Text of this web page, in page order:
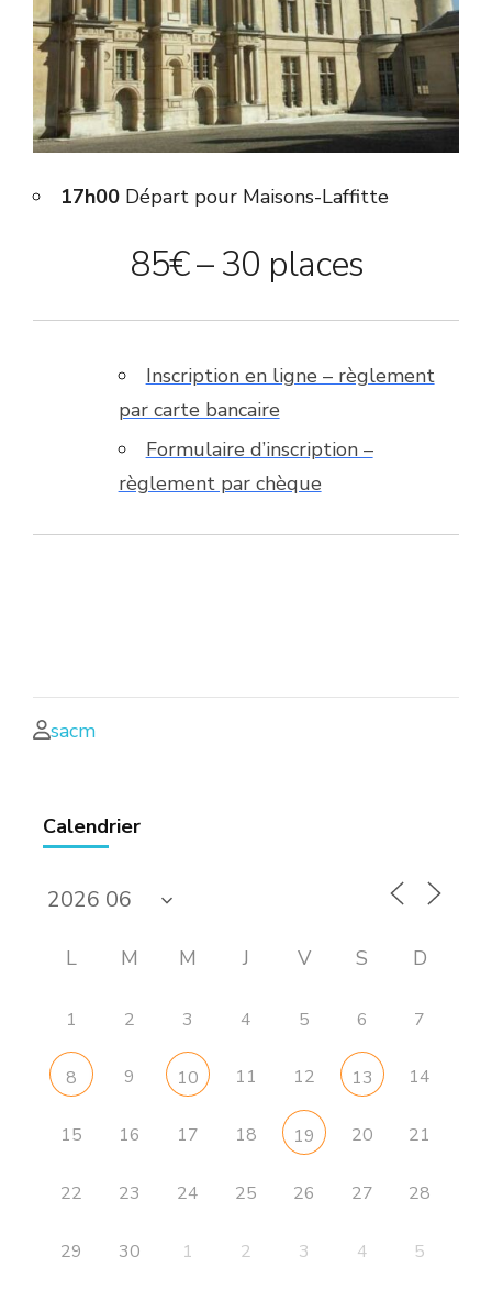
17h00 Départ pour Maisons-Laffitte
85€ – 30 places
Inscription en ligne – règlement
par carte bancaire
Formulaire d’inscription –
règlement par chèque
sacm
Calendrier
L M M J V S D
1 2 3 4 5 6 7
8 9 10 11 12 13 14
15 16 17 18 19 20 21
22 23 24 25 26 27 28
29 30 1 2 3 4 5